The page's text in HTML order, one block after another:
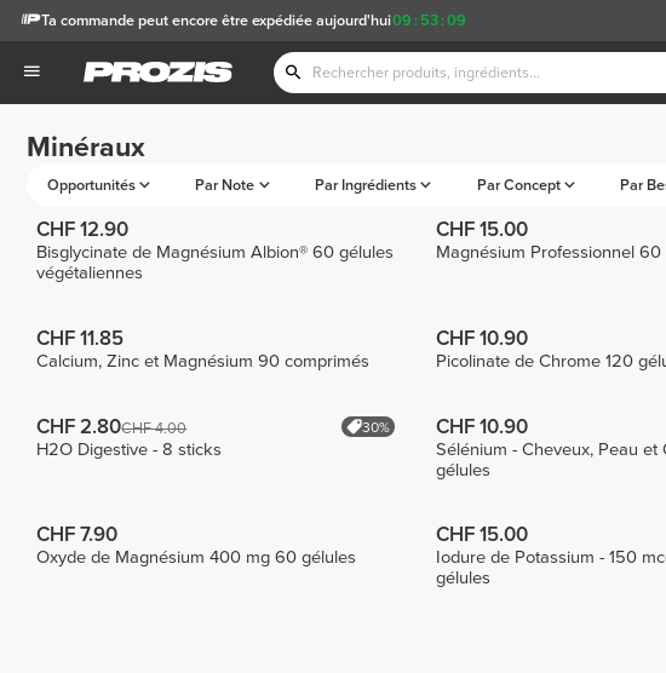
09 : 53 :09
Ta commande peut encore être expédiée aujourd'hui
Minéraux
Opportunités Par Note Par Ingrédients Par Concept Par
CHF 12.90
Bisglycinate de Magnésium Albion® 60 gélules
végétaliennes
CHF 15.00
Magnésium Professionnel 60
CHF 11.85
Calcium, Zinc et Magnésium 90 comprimés
CHF 10.90
Picolinate de Chrome 120
CHF 2.80CHF 4.00 30%
H2O Digestive - 8 sticks
CHF 10.90
Sélénium - Cheveux, Peau et
gélules
CHF 7.90
Oxyde de Magnésium 400 mg 60 gélules
CHF 15.00
Iodure de Potassium - 150
gélules